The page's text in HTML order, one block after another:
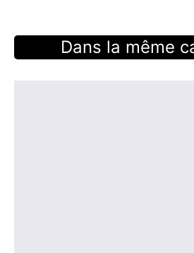
Dans la même